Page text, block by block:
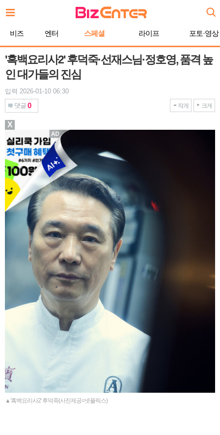
문
비즈 엔터 스페셜 라이프 포토·영상
'흑백요리사2' 후덕죽·선재스님·정호영, 품격 높
인 대가들의 진심
입력 2026-01-10 06:30
댓글 0 작게 크게
▲'흑백요리사2' 후덕죽(사진제공=넷플릭스)
X